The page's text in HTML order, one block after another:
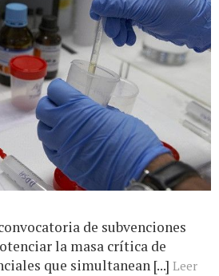
de subvenciones
la masa crítica de
que simultanean [...] Leer